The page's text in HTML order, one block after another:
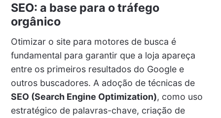
SEO: a base para o tráfego
orgânico
Otimizar o site para motores de busca é
fundamental para garantir que a loja apareça
entre os primeiros resultados do Google e
outros buscadores. A adoção de técnicas de
SEO (Search Engine Optimization), como uso
estratégico de palavras-chave, criação de